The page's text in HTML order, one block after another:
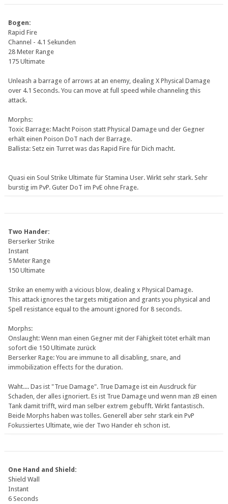
Bogen:
Rapid Fire
Channel - 4.1 Sekunden
28 Meter Range
175 Ultimate
Unleash a barrage of arrows at an enemy, dealing X Physical Damage
over 4.1 Seconds. You can move at full speed while channeling this
attack.
Morphs:
Toxic Barrage: Macht Poison statt Physical Damage und der Gegner
erhält einen Poison DoT nach der Barrage.
Ballista: Setz ein Turret was das Rapid Fire für Dich macht.
Quasi ein Soul Strike Ultimate für Stamina User. Wirkt sehr stark. Sehr
burstig im PvP. Guter DoT im PvE ohne Frage.
Two Hander:
Berserker Strike
Instant
5 Meter Range
150 Ultimate
Strike an enemy with a vicious blow, dealing x Physical Damage.
This attack ignores the targets mitigation and grants you physical and
Spell resistance equal to the amount ignored for 8 seconds.
Morphs:
Onslaught: Wenn man einen Gegner mit der Fähigkeit tötet erhält man
sofort die 150 Ultimate zurück
Berserker Rage: You are immune to all disabling, snare, and
immobilization effects for the duration.
Waht.... Das ist "True Damage". True Damage ist ein Ausdruck für
Schaden, der alles ignoriert. Es ist True Damage und wenn man zB einen
Tank damit trifft, wird man selber extrem gebufft. Wirkt fantastisch.
Beide Morphs haben was tolles. Generell aber sehr stark ein PvP
Fokussiertes Ultimate, wie der Two Hander eh schon ist.
One Hand and Shield:
Shield Wall
Instant
6 Seconds